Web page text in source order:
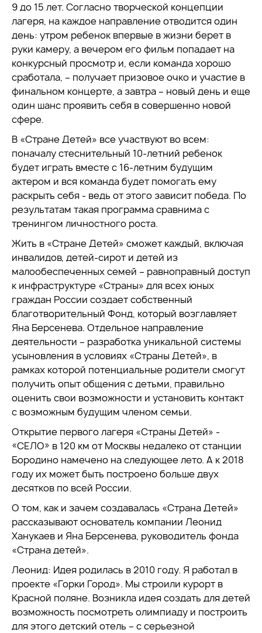
9 до 15 лет. Согласно творческой концепции
лагеря, на каждое направление отводится один
день: утром ребенок впервые в жизни берет в
руки камеру, а вечером его фильм попадает на
конкурсный просмотр и, если команда хорошо
сработала, – получает призовое очко и участие в
финальном концерте, а завтра – новый день и еще
один шанс проявить себя в совершенно новой
сфере.
В «Стране Детей» все участвуют во всем:
поначалу стеснительный 10-летний ребенок
будет играть вместе с 16-летним будущим
актером и вся команда будет помогать ему
раскрыть себя - ведь от этого зависит победа. По
результатам такая программа сравнима с
тренингом личностного роста.
Жить в «Стране Детей» сможет каждый, включая
инвалидов, детей-сирот и детей из
малообеспеченных семей – равноправный доступ
к инфраструктуре «Страны» для всех юных
граждан России создает собственный
благотворительный Фонд, который возглавляет
Яна Берсенева. Отдельное направление
деятельности – разработка уникальной системы
усыновления в условиях «Страны Детей», в
рамках которой потенциальные родители смогут
получить опыт общения с детьми, правильно
оценить свои возможности и установить контакт
с возможным будущим членом семьи.
Открытие первого лагеря «Страны Детей» -
«СЕЛО» в 120 км от Москвы недалеко от станции
Бородино намечено на следующее лето. А к 2018
году их может быть построено больше двух
десятков по всей России.
О том, как и зачем создавалась «Страна Детей»
рассказывают основатель компании Леонид
Ханукаев и Яна Берсенева, руководитель фонда
«Страна детей».
Леонид: Идея родилась в 2010 году. Я работал в
проекте «Горки Город». Мы строили курорт в
Красной поляне. Возникла идея создать для детей
возможность посмотреть олимпиаду и построить
для этого детский отель – с серьезной